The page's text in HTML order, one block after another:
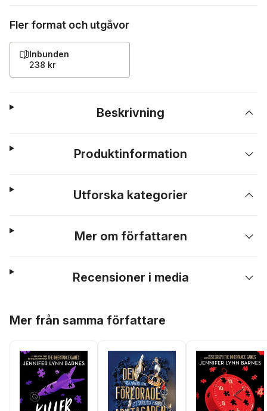
Fler format och utgåvor
Inbunden
238 kr
Beskrivning
Produktinformation
Utforska kategorier
Mer om författaren
Recensioner i media
Mer från samma författare